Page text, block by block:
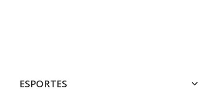
ESPORTES